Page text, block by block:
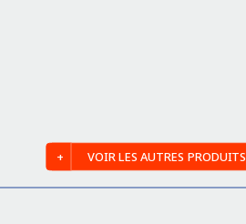
VOIR LES AUTRES PRODUITS